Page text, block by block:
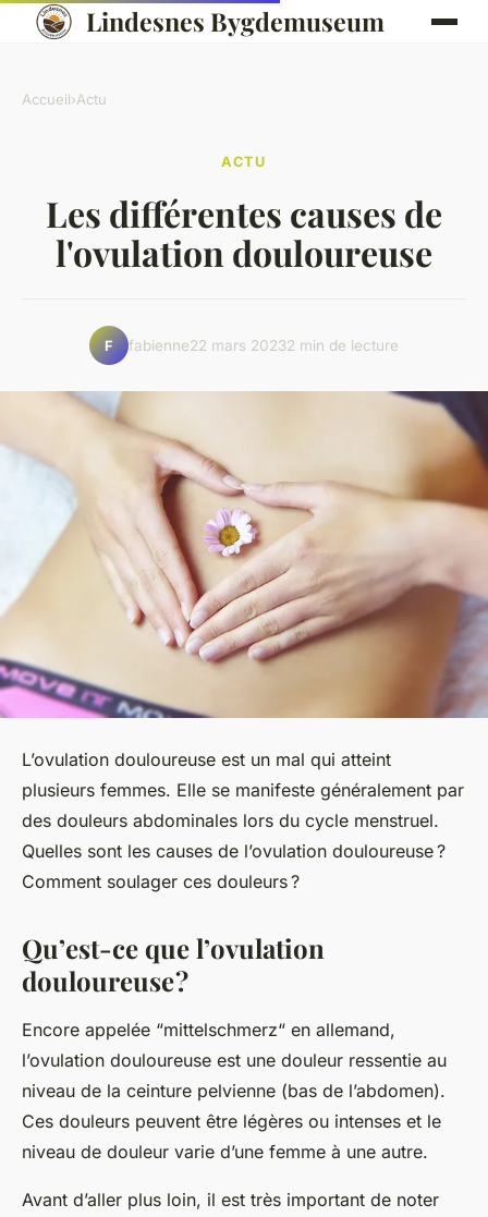
Lindesnes Bygdemuseum
Accueil›Actu
ACTU
Les différentes causes de
l'ovulation douloureuse
F fabienne22 mars 20232 min de lecture
L’ovulation douloureuse est un mal qui atteint
plusieurs femmes. Elle se manifeste généralement par
des douleurs abdominales lors du cycle menstruel.
Quelles sont les causes de l’ovulation douloureuse ?
Comment soulager ces douleurs ?
Qu’est-ce que l’ovulation
douloureuse ?
Encore appelée “mittelschmerz“ en allemand,
l’ovulation douloureuse est une douleur ressentie au
niveau de la ceinture pelvienne (bas de l’abdomen).
Ces douleurs peuvent être légères ou intenses et le
niveau de douleur varie d’une femme à une autre.
Avant d’aller plus loin, il est très important de noter